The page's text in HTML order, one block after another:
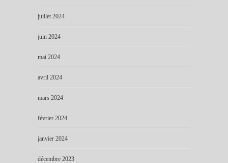
juillet 2024
juin 2024
mai 2024
avril 2024
mars 2024
février 2024
janvier 2024
décembre 2023